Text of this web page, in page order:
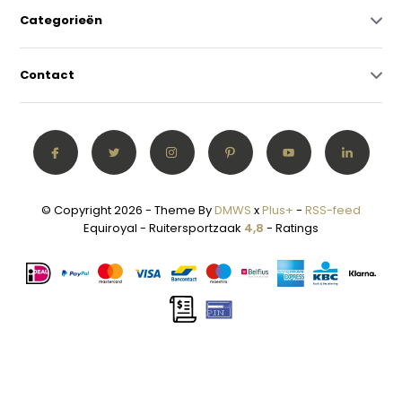
Categorieën
Contact
© Copyright 2026 - Theme ByDMWS xPlus+ - RSS-feed
Equiroyal - Ruitersportzaak 4,8 - Ratings